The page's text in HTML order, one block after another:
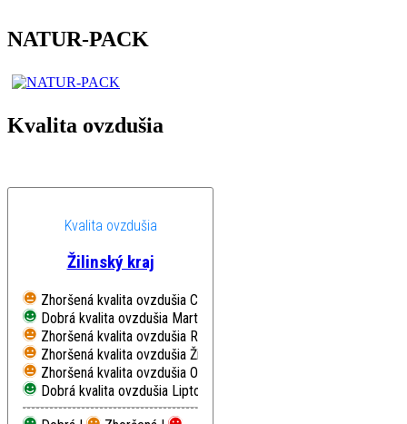
NATUR-PACK
Kvalita ovzdušia
Kvalita ovzdušia
Žilinský kraj
Zhoršená kvalita ovzdušia Chopok, EMEP
Dobrá kvalita ovzdušia Martin, Jesenského
Zhoršená kvalita ovzdušia Ružomberok, Riadok
Zhoršená kvalita ovzdušia Žilina, Obežná
Zhoršená kvalita ovzdušia Oščadnica
Dobrá kvalita ovzdušia Liptovský Mikuláš, Školská